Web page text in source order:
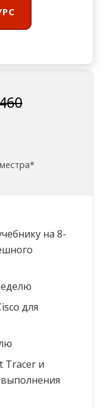
на 8-
для
Tracer и